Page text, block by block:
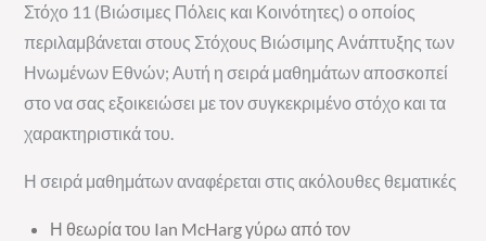
Στόχο 11 (Βιώσιμες Πόλεις και Κοινότητες) ο οποίος
περιλαμβάνεται στους Στόχους Βιώσιμης Ανάπτυξης των
Ηνωμένων Εθνών; Αυτή η σειρά μαθημάτων αποσκοπεί
στο να σας εξοικειώσει με τον συγκεκριμένο στόχο και τα
χαρακτηριστικά του.
Η σειρά μαθημάτων αναφέρεται στις ακόλουθες θεματικές
Η θεωρία του Ian McHarg γύρω από τον